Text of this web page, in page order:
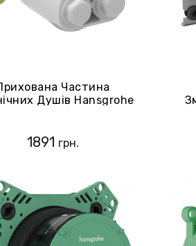
Частина
Душів Hansgrohe
1891 грн.